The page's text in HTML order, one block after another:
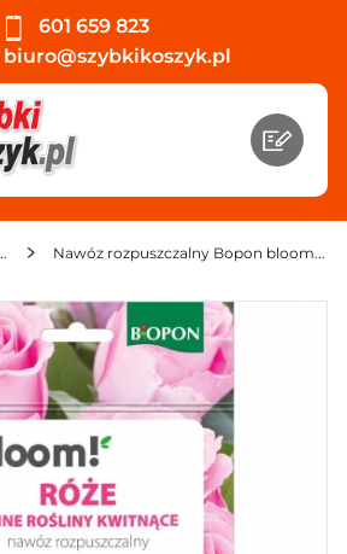
601 659 823
biuro@szybkikoszyk.pl
Nawozy i preparaty Nawóz rozpuszczalny Bopon bloom! róże i inne rośliny kwitnące 200 g